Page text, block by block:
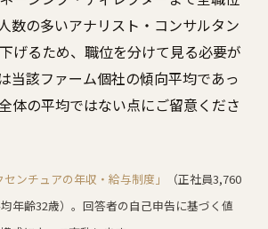
数の多いアナリスト・コンサルタン
げるため、職位を分けて見る必要が
当該ファーム個社の傾向平均であっ
体の平均ではない点にご留意くださ
ンチュアの年収・給与制度」
（正社員3,760
年齢32歳）。回答者の自己申告に基づく値